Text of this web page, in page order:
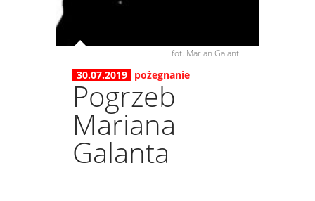
fot. Marian Galant
30.07.2019 pożegnanie
Pogrzeb
Mariana
Galanta